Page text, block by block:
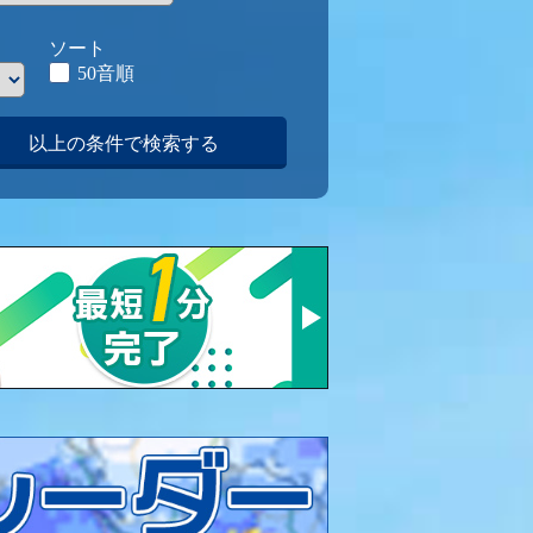
ソート
50音順
以上の条件で検索する